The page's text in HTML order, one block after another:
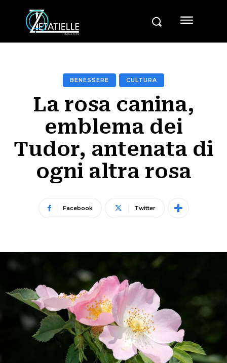
BENESSERE CULTURA
La rosa canina,
emblema dei
Tudor, antenata di
ogni altra rosa
Facebook Twitter